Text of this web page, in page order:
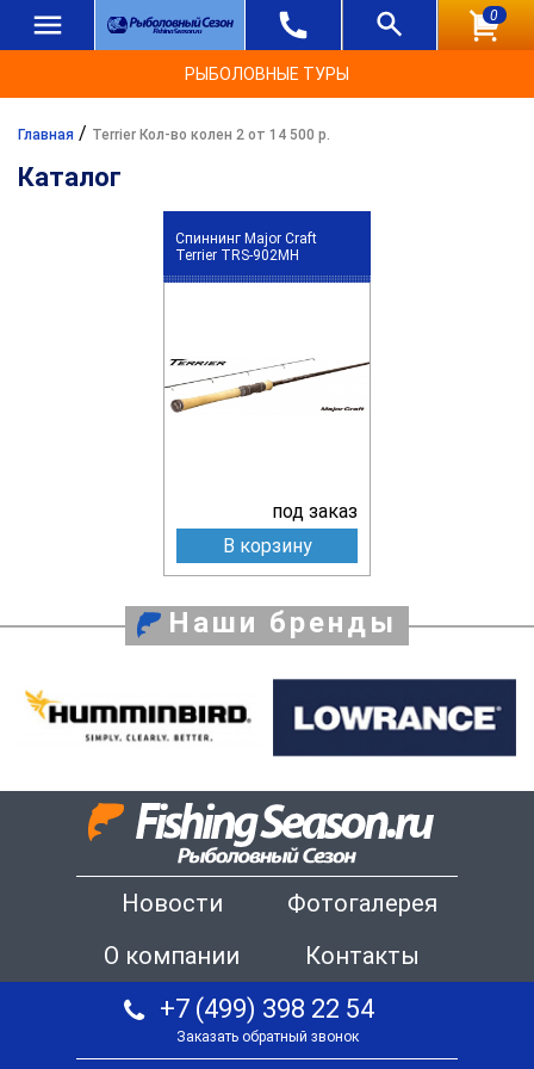
0
РЫБОЛОВНЫЕ ТУРЫ
Главная / Terrier Кол-во колен 2 от 14 500 р.
Каталог
Спиннинг Major Craft
Terrier TRS-902MH
под заказ
В корзину
Наши бренды
Новости
Фотогалерея
О компании
Контакты
+7 (499) 398 22 54
Заказать обратный звонок